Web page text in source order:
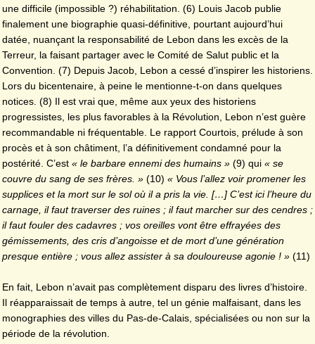
une difficile (impossible ?) réhabilitation. (6) Louis Jacob publie
finalement une biographie quasi-définitive, pourtant aujourd’hui
datée, nuançant la responsabilité de Lebon dans les excès de la
Terreur, la faisant partager avec le Comité de Salut public et la
Convention. (7) Depuis Jacob, Lebon a cessé d’inspirer les historiens.
Lors du bicentenaire, à peine le mentionne-t-on dans quelques
notices. (8) Il est vrai que, même aux yeux des historiens
progressistes, les plus favorables à la Révolution, Lebon n’est guère
recommandable ni fréquentable. Le rapport Courtois, prélude à son
procès et à son châtiment, l’a définitivement condamné pour la
postérité. C’est « le barbare ennemi des humains » (9) qui « se
couvre du sang de ses frères. » (10) « Vous l’allez voir promener les
supplices et la mort sur le sol où il a pris la vie. […] C’est ici l’heure du
carnage, il faut traverser des ruines ; il faut marcher sur des cendres ;
il faut fouler des cadavres ; vos oreilles vont être effrayées des
gémissements, des cris d’angoisse et de mort d’une génération
presque entière ; vous allez assister à sa douloureuse agonie ! » (11)
En fait, Lebon n’avait pas complètement disparu des livres d’histoire.
Il réapparaissait de temps à autre, tel un génie malfaisant, dans les
monographies des villes du Pas-de-Calais, spécialisées ou non sur la
période de la révolution.